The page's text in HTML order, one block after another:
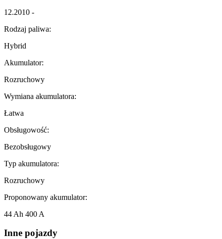
12.2010 -
Rodzaj paliwa:
Hybrid
Akumulator:
Rozruchowy
Wymiana akumulatora:
Łatwa
Obsługowość:
Bezobsługowy
Typ akumulatora:
Rozruchowy
Proponowany akumulator:
44 Ah 400 A
Inne pojazdy